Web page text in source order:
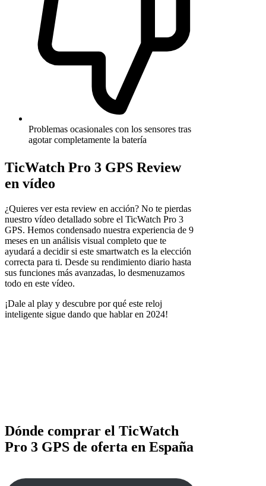
Problemas ocasionales con los sensores tras
agotar completamente la batería
TicWatch Pro 3 GPS Review
en vídeo
¿Quieres ver esta review en acción? No te pierdas
nuestro vídeo detallado sobre el TicWatch Pro 3
GPS. Hemos condensado nuestra experiencia de 9
meses en un análisis visual completo que te
ayudará a decidir si este smartwatch es la elección
correcta para ti. Desde su rendimiento diario hasta
sus funciones más avanzadas, lo desmenuzamos
todo en este vídeo.
¡Dale al play y descubre por qué este reloj
inteligente sigue dando que hablar en 2024!
Dónde comprar el TicWatch
Pro 3 GPS de oferta en España